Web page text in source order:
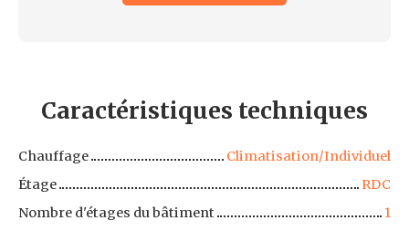
Caractéristiques techniques
Chauffage
Climatisation/Individuel
Étage
RDC
Nombre d'étages du bâtiment
1